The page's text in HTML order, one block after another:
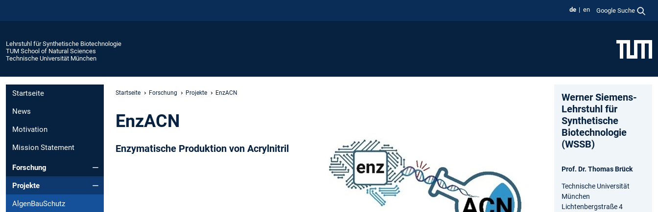
de en Google Suche
Lehrstuhl für Synthetische Biotechnologie
TUM School of Natural Sciences
Technische Universität München
Startseite
News
Motivation
Mission Statement
Forschung
Projekte
AlgenBauSchutz
Startseite Forschung Projekte EnzACN
EnzACN
Enzymatische Produktion von Acrylnitril
Werner Siemens-
Lehrstuhl für
Synthetische
Biotechnologie
(WSSB)
Prof. Dr. Thomas Brück
Technische Universität
München
Lichtenbergstraße 4